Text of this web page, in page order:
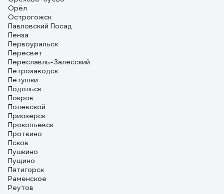
Орёл
Острогожск
Павловский Посад
Пенза
Первоуральск
Пересвет
Переславль-Залесский
Петрозаводск
Петушки
Подольск
Покров
Полевской
Приозерск
Прокопьевск
Протвино
Псков
Пушкино
Пущино
Пятигорск
Раменское
Реутов